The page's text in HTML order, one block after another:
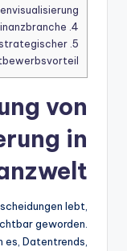
4.
5.
strategischer
von
in
lebt,
geworden.
es, Datentrends,